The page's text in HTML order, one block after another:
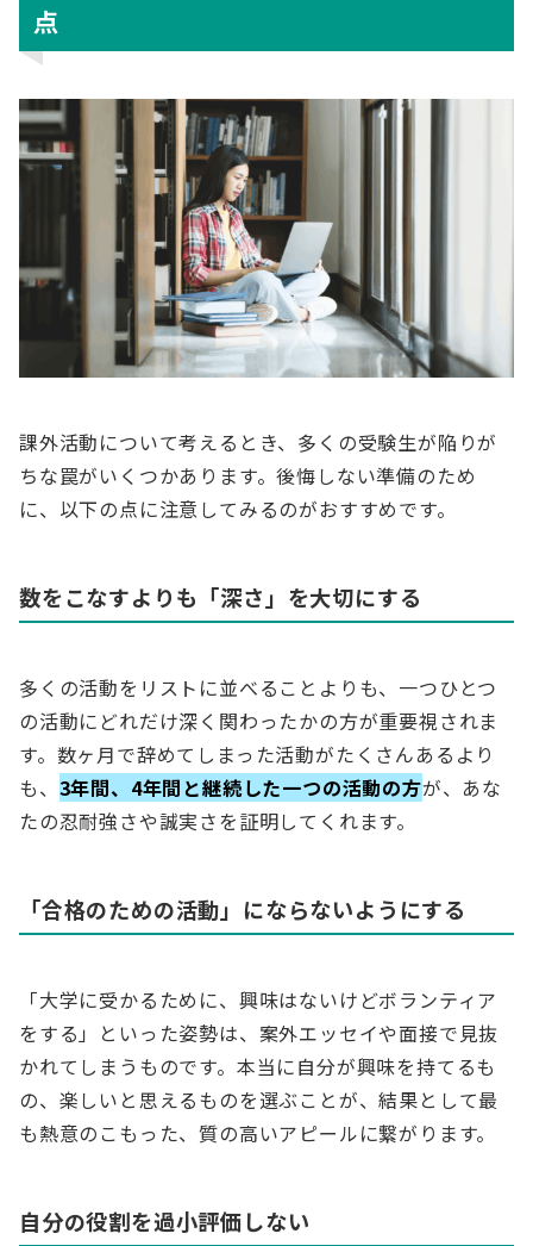
点
課外活動について考えるとき、多くの受験生が陥りが
ちな罠がいくつかあります。後悔しない準備のため
に、以下の点に注意してみるのがおすすめです。
数をこなすよりも「深さ」を大切にする
多くの活動をリストに並べることよりも、一つひとつ
の活動にどれだけ深く関わったかの方が重要視されま
す。数ヶ月で辞めてしまった活動がたくさんあるより
も、 3年間、4年間と継続した一つの活動の方が、あな
たの忍耐強さや誠実さを証明してくれます。
「合格のための活動」にならないようにする
「大学に受かるために、興味はないけどボランティア
をする」といった姿勢は、案外エッセイや面接で見抜
かれてしまうものです。本当に自分が興味を持てるも
の、楽しいと思えるものを選ぶことが、結果として最
も熱意のこもった、質の高いアピールに繋がります。
自分の役割を過小評価しない